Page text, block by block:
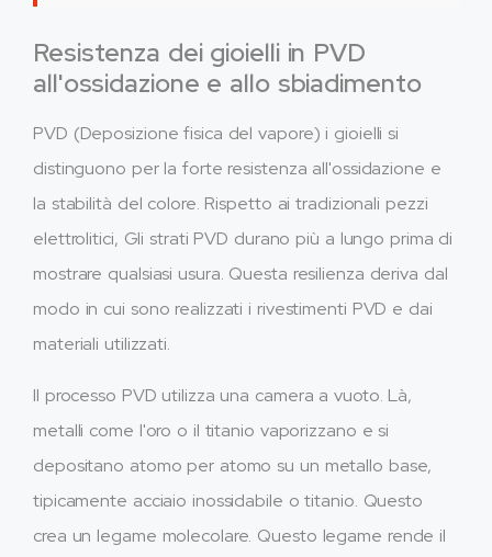
Resistenza dei gioielli in PVD
all'ossidazione e allo sbiadimento
PVD (Deposizione fisica del vapore) i gioielli si
distinguono per la forte resistenza all'ossidazione e
la stabilità del colore. Rispetto ai tradizionali pezzi
elettrolitici, Gli strati PVD durano più a lungo prima di
mostrare qualsiasi usura. Questa resilienza deriva dal
modo in cui sono realizzati i rivestimenti PVD e dai
materiali utilizzati.
Il processo PVD utilizza una camera a vuoto. Là,
metalli come l'oro o il titanio vaporizzano e si
depositano atomo per atomo su un metallo base,
tipicamente acciaio inossidabile o titanio. Questo
crea un legame molecolare. Questo legame rende il